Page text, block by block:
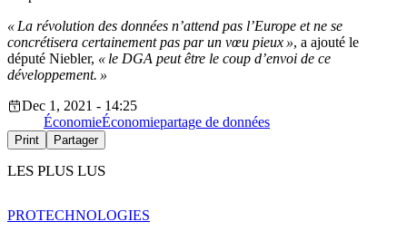
« La révolution des données n’attend pas l’Europe et ne se
concrétisera certainement pas par un vœu pieux », a ajouté le
député Niebler, « le DGA peut être le coup d’envoi de ce
développement. »
Dec 1, 2021 - 14:25
ÉconomieÉconomiepartage de données
Print Partager
LES PLUS LUS
PROTECHNOLOGIES